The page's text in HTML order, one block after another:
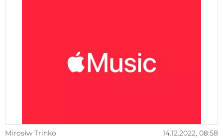
Mirosłw Trinko 14.12.2022, 08:58